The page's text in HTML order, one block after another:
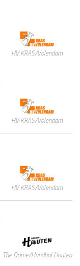
HV KRAS/Volendam
HV KRAS/Volendam
HV KRAS/Volendam
The Dome/Handbal Houten